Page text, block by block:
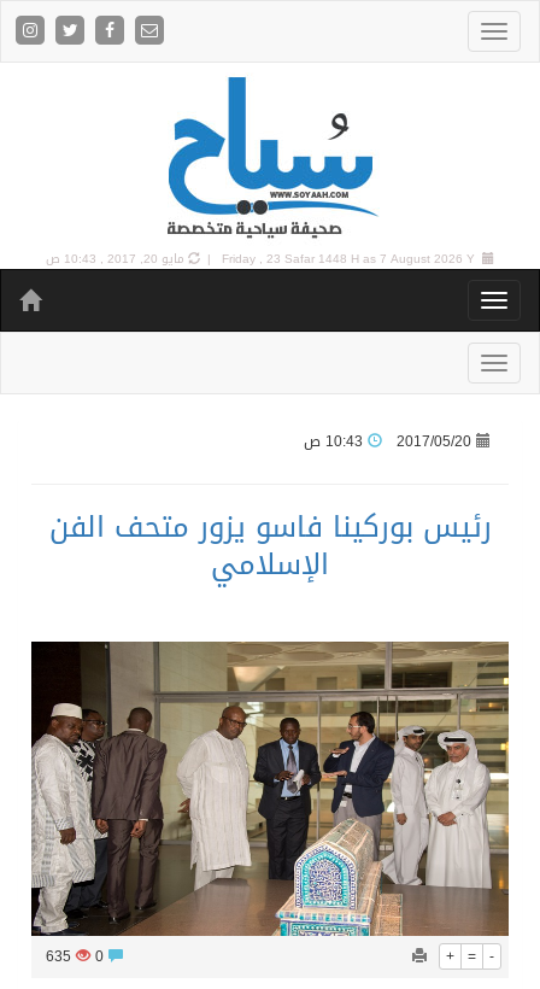
Friday , 23 Safar 1448 H as7 August 2026 Y | مايو 20, 2017 , 10:43 ص
2017/05/20
رئيس بوركينا فاسو يزور متحف الفن
الإسلامي
+ = -
635